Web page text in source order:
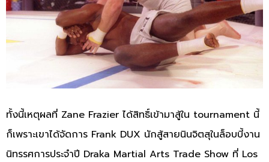
ทั้งนี้เหตุผลที่ Zane Frazier ได้สิทธิ์เข้ามาสู้ใน tournament นี้
ก็เพราะเขาได้จัดการ Frank DUX นักสู้สายนินจิตสุในล็อบบี้งาน
นิทรรศการประจำปี Draka Martial Arts Trade Show ที่ Los